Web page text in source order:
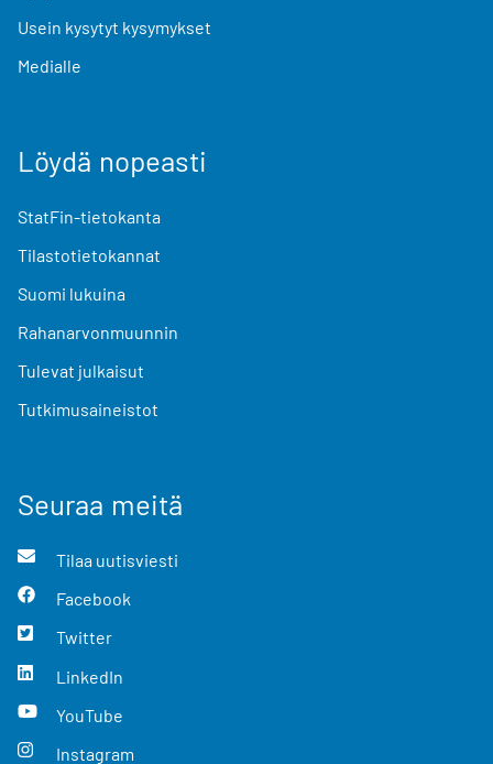
Usein kysytyt kysymykset
Medialle
Löydä nopeasti
StatFin-tietokanta
Tilastotietokannat
Suomi lukuina
Rahanarvonmuunnin
Tulevat julkaisut
Tutkimusaineistot
Seuraa meitä
Tilaa uutisviesti
Facebook
Twitter
LinkedIn
YouTube
Instagram